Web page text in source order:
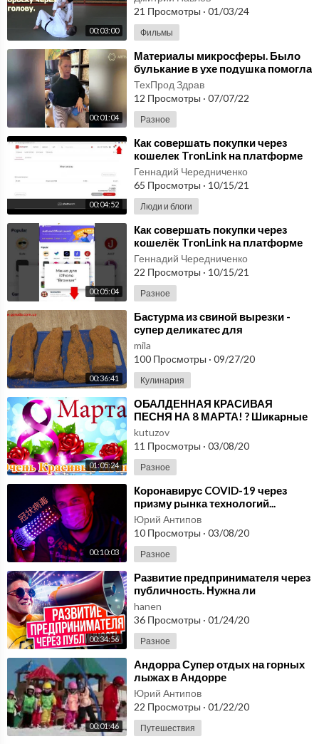
00:03:00
21 Просмотры · 01/03/24
Фильмы
00:01:04
⁣Материалы микросферы. Было
булькание в ухе подушка помогла
через пару дней, прошло быстро!
Надо же!
ТехПрод Здрав
12 Просмотры · 07/07/22
Разное
00:04:52
⁣Как совершать покупки через
кошелек TronLink на платформе
Photogram RU
Геннадий Чередниченко
65 Просмотры · 10/15/21
Люди и блоги
00:05:04
⁣Как совершать покупки через
кошелёк TronLink на платформе
Photogram на мобильном
устройстве RU
Геннадий Чередниченко
22 Просмотры · 10/15/21
Разное
00:36:41
⁣Бастурма из свиной вырезки -
супер деликатес для
президента!!!
mila
100 Просмотры · 09/27/20
Кулинария
01:05:24
⁣ОБАЛДЕННАЯ КРАСИВАЯ
ПЕСНЯ НА 8 МАРТА! ? Шикарные
песни шансон! 2020 ? супер
поздравление 8 марта!
kutuzov
11 Просмотры · 03/08/20
Разное
00:10:03
⁣Коронавирус COVID-19 через
призму рынка технологий...
Юрий Антипов
10 Просмотры · 03/08/20
Разное
00:34:56
⁣Развитие предпринимателя через
публичность. Нужна ли
публичность предпринимателю?
hanen
36 Просмотры · 01/24/20
Разное
00:01:46
⁣Андорра Супер отдых на горных
лыжах в Андорре
Юрий Антипов
22 Просмотры · 01/22/20
Путешествия